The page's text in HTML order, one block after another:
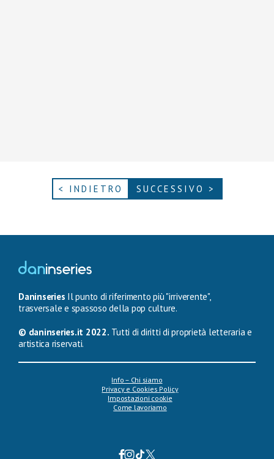
< INDIETRO SUCCESSIVO >
Daninseries Il punto di riferimento più "irriverente",
trasversale e spassoso della pop culture.
© daninseries.it 2022. Tutti di diritti di proprietà letteraria e
artistica riservati.
Info – Chi siamo
Privacy e Cookies Policy
Impostazioni cookie
Come lavoriamo